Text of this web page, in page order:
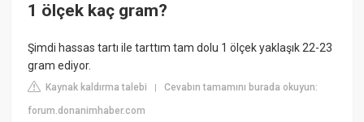
1 ölçek kaç gram?
Şimdi hassas tartı ile tarttım tam dolu 1 ölçek yaklaşık 22-23
gram ediyor.
Kaynak kaldırma talebi |Cevabın tamamını burada okuyun:
forum.donanimhaber.com